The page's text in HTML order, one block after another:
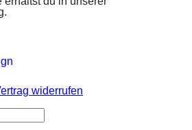
widerrufen